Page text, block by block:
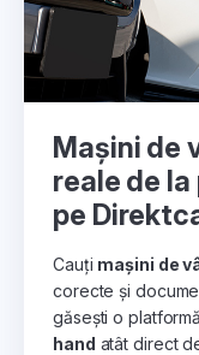
Mașini de
reale de
pe
Cauți mașini de
corecte și
găsești o
hand atât direct